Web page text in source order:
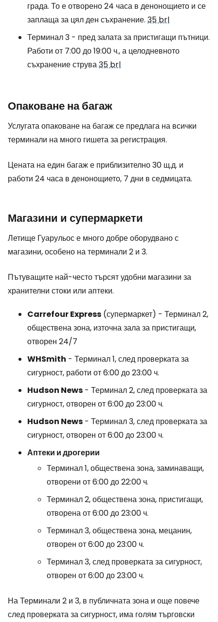
града. То е отворено 24 часа в денонощието и се
заплаща за цял ден съхранение. 35 brl
Терминал 3 - пред залата за пристигащи пътници.
Работи от 7:00 до 19:00 ч., а целодневното
съхранение струва35 brl
Опаковане на багаж
Услугата опаковане на багаж се предлага на всички
терминали на много гишета за регистрация.
Цената на един багаж е приблизително 30 щ.д. и
работи 24 часа в денонощието, 7 дни в седмицата.
Магазини и супермаркети
Летище Гуарульос е много добре оборудвано с
магазини, особено на терминали 2 и 3.
Пътуващите най-често търсят удобни магазини за
хранителни стоки или аптеки.
Carrefour Express (супермаркет) - Терминал 2,
обществена зона, източна зала за пристигащи,
отворен 24/7
WHSmith - Терминал 1, след проверката за
сигурност, работи от 6:00 до 23:00 ч.
Hudson News - Терминал 2, след проверката за
сигурност, отворен от 6:00 до 23:00 ч.
Hudson News - Терминал 3, след проверката за
сигурност, отворен от 6:00 до 23:00 ч.
Аптеки и дрогерии
Терминал 1, обществена зона, заминаващи,
отворени от 6:00 до 22:00 ч.
Терминал 2, обществена зона, пристигащи,
отворена от 6:00 до 23:00 ч.
Терминал 3, обществена зона, мецанин,
отворен от 6:00 до 23:00 ч.
Терминал 3, след проверката за сигурност,
отворен от 6:00 до 23:00 ч.
На Терминали 2 и 3, в публичната зона и още повече
след проверката за сигурност, има голям търговски